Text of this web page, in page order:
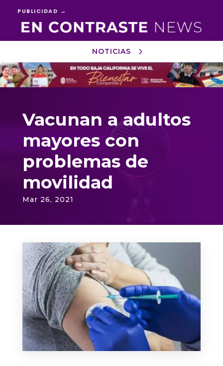
PUBLICIDAD →
NOTICIAS
Reproductor
de
vídeo
Vacunan a adultos
mayores con
problemas de
movilidad
Mar 26, 2021